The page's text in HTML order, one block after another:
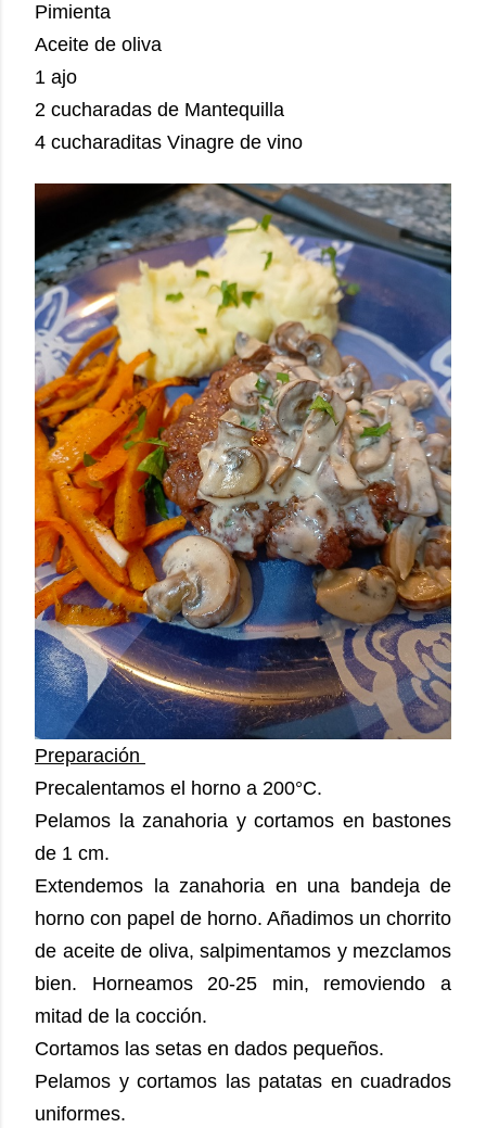
Pimienta
Aceite de oliva
1 ajo
2 cucharadas de Mantequilla
4 cucharaditas Vinagre de vino
Preparación
Precalentamos el horno a 200°C.
Pelamos la zanahoria y cortamos en bastones
de 1 cm.
Extendemos la zanahoria en una bandeja de
horno con papel de horno. Añadimos un chorrito
de aceite de oliva, salpimentamos y mezclamos
bien. Horneamos 20-25 min, removiendo a
mitad de la cocción.
Cortamos las setas en dados pequeños.
Pelamos y cortamos las patatas en cuadrados
uniformes.